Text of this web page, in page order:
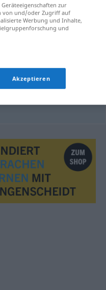
(ugs.),Zvieri
zur
von und/oder Zugriff auf
Werbung und Inhalte,
und
Akzeptieren